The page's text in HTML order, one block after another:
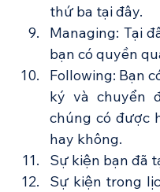
thứ ba tại đây.
Managing: Tại
bạn có quyền
Following: Bạn
ký và chuyển
chúng có được
hay không.
Sự kiện bạn đã
Sự kiện trong